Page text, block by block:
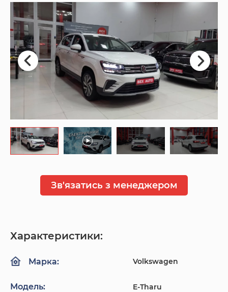
Зв'язатись з менеджером
Характеристики:
Марка: Volkswagen
Модель: E-Tharu